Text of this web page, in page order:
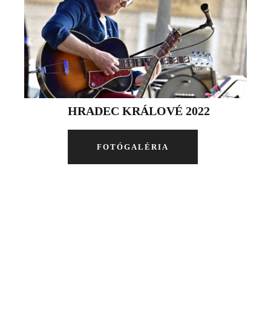
HRADEC KRÁLOVÉ 2022
FOTÓGALÉRIA